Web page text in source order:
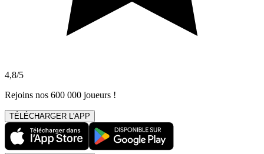
4,8/5
Rejoins nos 600 000 joueurs !
TÉLÉCHARGER L'APP